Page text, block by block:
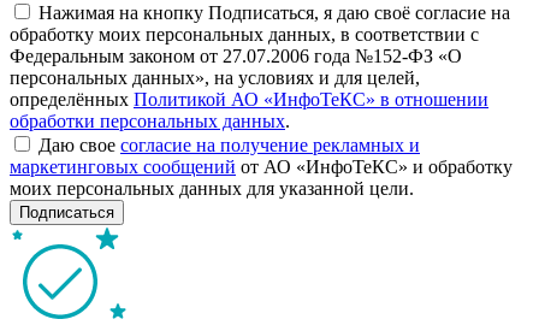
Нажимая на кнопку Подписаться, я даю своё согласие на
обработку моих персональных данных, в соответствии с
Федеральным законом от 27.07.2006 года №152-ФЗ «О
персональных данных», на условиях и для целей,
определённых Политикой АО «ИнфоТеКС» в отношении
обработки персональных данных.
Даю свое согласие на получение рекламных и
маркетинговых сообщений от АО «ИнфоТеКС» и обработку
моих персональных данных для указанной цели.
Подписаться